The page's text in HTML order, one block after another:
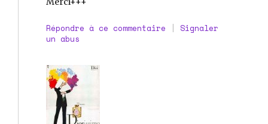
Répondre à ce commentaire | Signaler
un abus